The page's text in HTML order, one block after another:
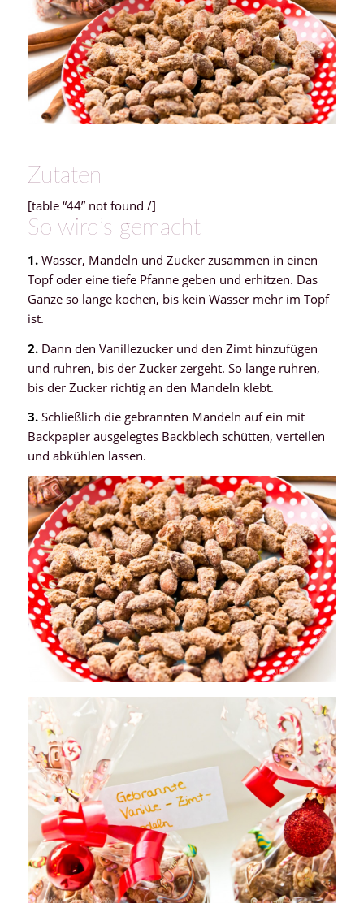
Zutaten
[table “44” not found /]
So wird’s gemacht
1.Wasser, Mandeln und Zucker zusammen in einen
Topf oder eine tiefe Pfanne geben und erhitzen. Das
Ganze so lange kochen, bis kein Wasser mehr im Topf
ist.
2.Dann den Vanillezucker und den Zimt hinzufügen
und rühren, bis der Zucker zergeht. So lange rühren,
bis der Zucker richtig an den Mandeln klebt.
3.Schließlich die gebrannten Mandeln auf ein mit
Backpapier ausgelegtes Backblech schütten, verteilen
und abkühlen lassen.